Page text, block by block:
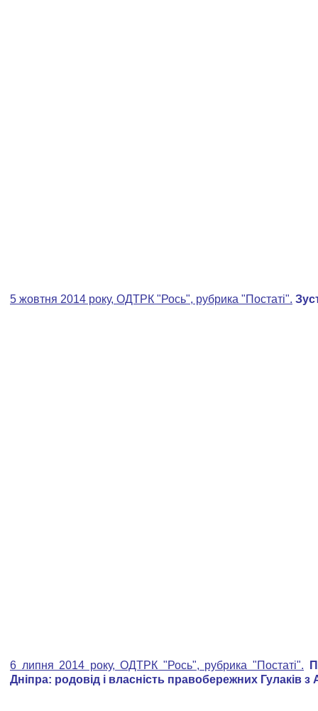
5 жовтня 2014 року, ОДТРК "Рось", рубрика "Постаті".
6 липня 2014 року, ОДТРК "Рось", рубрика "Постаті".
Дніпра: родовід і власність правобережних Гулаків